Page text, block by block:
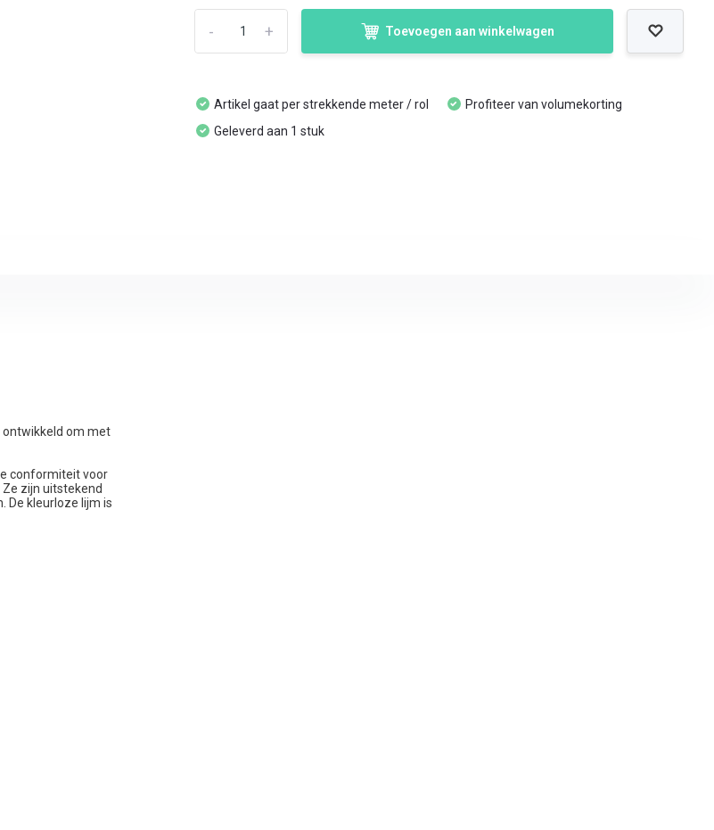
+
- Toevoegen aan winkelwagen
Artikel gaat per strekkende meter / rol
Geleverd aan 1 stuk
Profiteer van volumekorting
ontwikkeld om met
conformiteit voor
zijn uitstekend
De kleurloze lijm is